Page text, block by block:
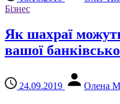
Бізнес
Як шахраї
вашої
24.09.2019 Олена